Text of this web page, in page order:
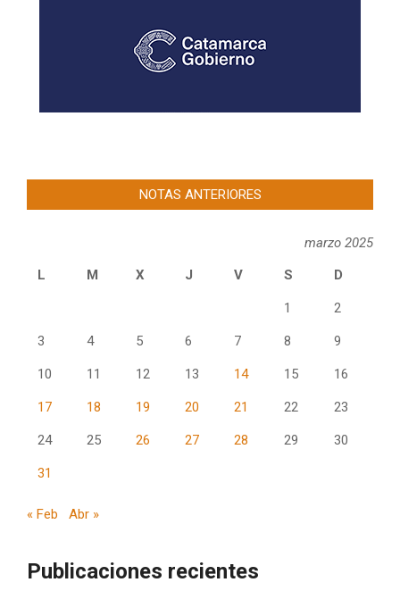
NOTAS ANTERIORES
marzo 2025
L
M X J V S D
1 2
3 4 5 6 7 8 9
10 11 12 13 14 15 16
17 18 19 20 21 22 23
24 25 26 27 28 29 30
31
« Feb Abr »
Publicaciones recientes